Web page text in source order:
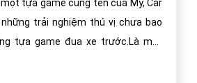
tựa game cùng tên của Mỹ, Car
trải nghiệm thú vị chưa bao
tựa game đua xe trước.Là một